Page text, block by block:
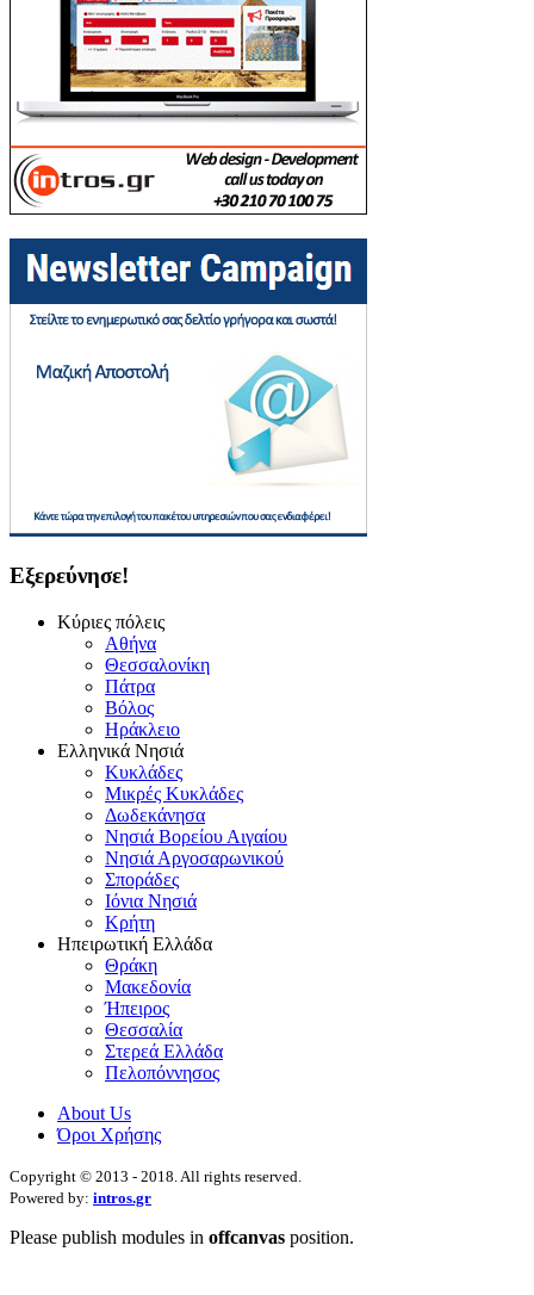
Εξερεύνησε!
Κύριες πόλεις
Αθήνα
Θεσσαλονίκη
Πάτρα
Βόλος
Ηράκλειο
Ελληνικά Νησιά
Κυκλάδες
Μικρές Κυκλάδες
Δωδεκάνησα
Νησιά Βορείου Αιγαίου
Νησιά Αργοσαρωνικού
Σποράδες
Ιόνια Νησιά
Κρήτη
Ηπειρωτική Ελλάδα
Θράκη
Μακεδονία
Ήπειρος
Θεσσαλία
Στερεά Ελλάδα
Πελοπόννησος
About Us
Όροι Χρήσης
Copyright © 2013 - 2018. All rights reserved.
Powered by: intros.gr
Please publish modules in offcanvas position.